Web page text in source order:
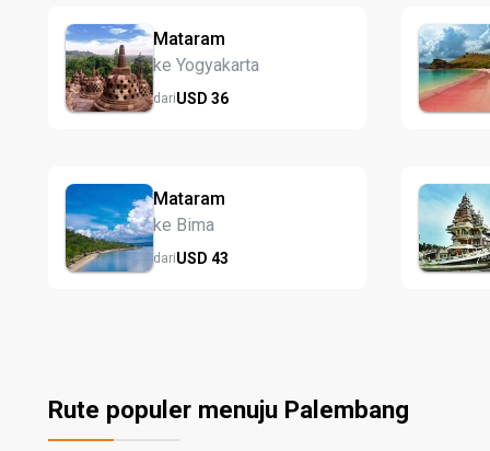
Mataram
ke Yogyakarta
dariUSD 36
Mataram
ke Bima
dariUSD 43
Rute populer menuju Palembang